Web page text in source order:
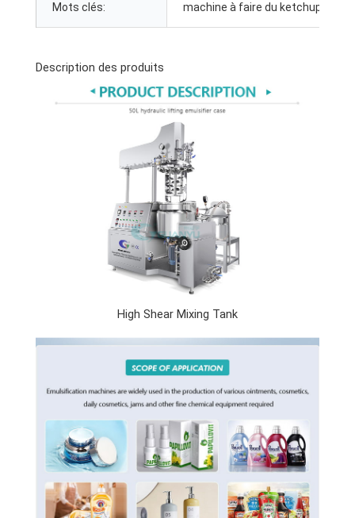
Mots clés: machine à faire du ketchup
Description des produits
High Shear Mixing Tank